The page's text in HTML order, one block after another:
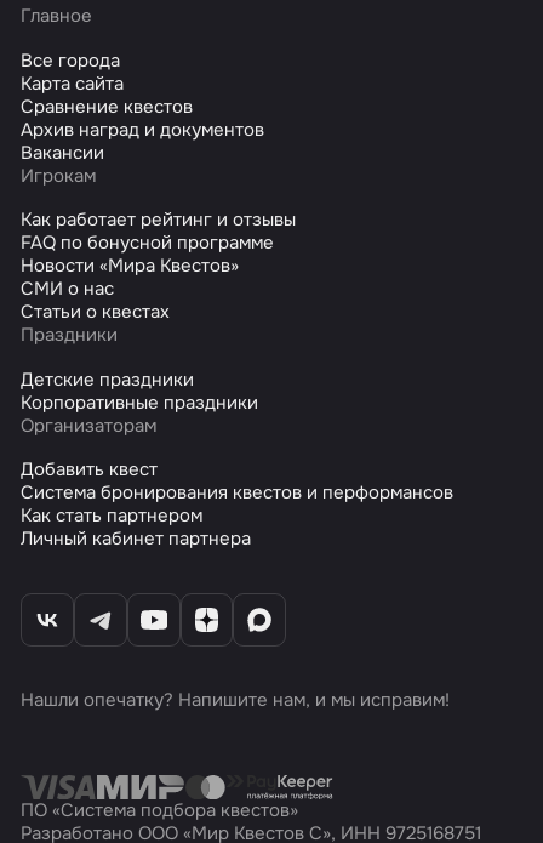
Главное
Все города
Карта сайта
Сравнение квестов
Архив наград и документов
Вакансии
Игрокам
Как работает рейтинг и отзывы
FAQ по бонусной программе
Новости «Мира Квестов»
СМИ о нас
Статьи о квестах
Праздники
Детские праздники
Корпоративные праздники
Организаторам
Добавить квест
Система бронирования квестов и перформансов
Как стать партнером
Личный кабинет партнера
Нашли опечатку? Напишите нам, и мы исправим!
ПО «Система подбора квестов»
Разработано ООО «Мир Квестов С», ИНН 9725168751